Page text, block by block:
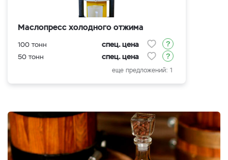
Маслопресс холодного отжима
100 тонн спец. цена
50 тонн спец. цена
еще предложений: 1